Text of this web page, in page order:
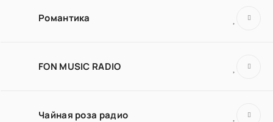
Романтика
FON MUSIC RADIO
Чайная роза радио